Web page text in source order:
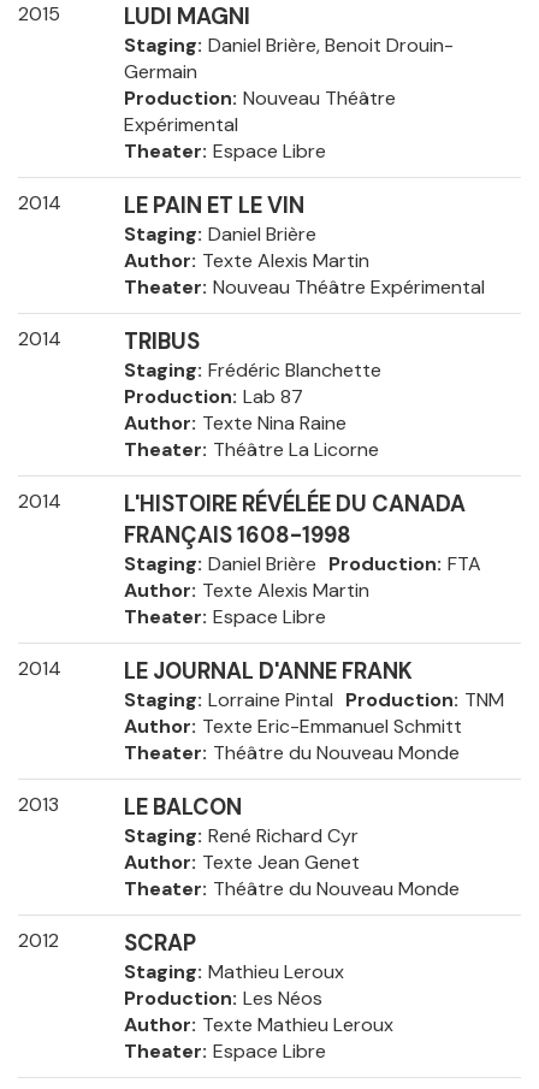
2015 LUDI MAGNI
Staging Daniel Brière, Benoit Drouin-
Germain
Production Nouveau Théâtre
Expérimental
Theater Espace Libre
2014 LE PAIN ET LE VIN
Staging Daniel Brière
Author Texte Alexis Martin
Theater Nouveau Théâtre Expérimental
2014 TRIBUS
Staging Frédéric Blanchette
Production Lab 87
Author Texte Nina Raine
Theater Théâtre La Licorne
2014
L'HISTOIRE RÉVÉLÉE DU CANADA
FRANÇAIS 1608-1998
Staging Daniel Brière Production FTA
Author Texte Alexis Martin
Theater Espace Libre
2014 LE JOURNAL D'ANNE FRANK
Staging Lorraine Pintal Production TNM
Author Texte Eric-Emmanuel Schmitt
Theater Théâtre du Nouveau Monde
2013 LE BALCON
Staging René Richard Cyr
Author Texte Jean Genet
Theater Théâtre du Nouveau Monde
2012 SCRAP
Staging Mathieu Leroux
Production Les Néos
Author Texte Mathieu Leroux
Theater Espace Libre